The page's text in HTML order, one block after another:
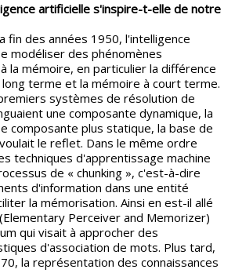
artificielle s'inspire-t-elle de notre
fin des années 1950, l'intelligence
modéliser des phénomènes
la mémoire, en particulier la différence
terme et la mémoire à court terme.
systèmes de résolution de
une composante dynamique, la
composante plus statique, la base de
le reflet. Dans le même ordre
techniques d'apprentissage machine
de « chunking », c'est-à-dire
d'information dans une entité
la mémorisation. Ainsi en est-il allé
Perceiver and Memorizer)
qui visait à approcher des
d'association de mots. Plus tard,
la représentation des connaissances